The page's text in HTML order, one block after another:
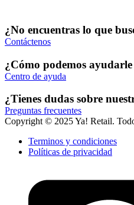
¿No encuentras lo que
Contáctenos
¿Cómo podemos
Centro de ayuda
¿Tienes dudas sobre
Preguntas frecuentes
Copyright © 2025 Ya! Retail.
Terminos y condiciones
Políticas de privacidad